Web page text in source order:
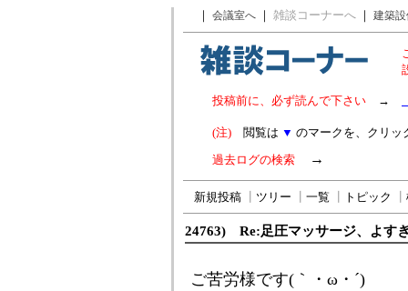
｜ 会議室へ ｜ 雑談コーナーへ ｜ 建築
投稿前に、必ず読んで下さい →
(注) 閲覧は ▼ のマークを、クリッ
過去ログの検索 →
新規投稿 ツリー 一覧 トピック
24763) Re:足圧マッサージ、よす
ご苦労様です(｀・ω・´)ゞ